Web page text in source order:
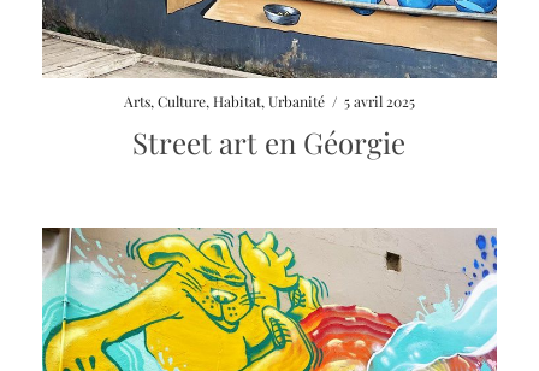
Arts, Culture, Habitat, Urbanité / 5 avril 2025
Street art en Géorgie